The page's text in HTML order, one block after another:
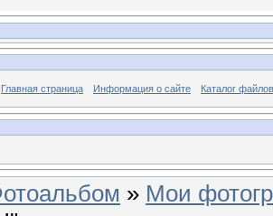
Главная страница Информация о сайте Каталог файлов
» Мои